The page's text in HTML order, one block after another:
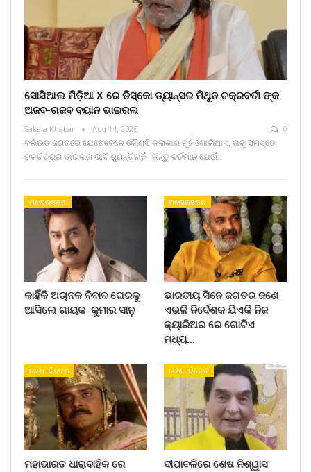
ସୋସିଆଲ ମିଡ଼ିଆ X ରେ ଡିସ୍କୋ ଡ୍ୟାନ୍ସର ମିଥୁନ ଚକ୍ରବର୍ତୀ ଙ୍କ
ଅଜବ-ଗଜବ ବୟାନ ଭାଇରଲ
Sakala Khabar Aug 14, 2025 0
ବଲିଉଡ ଜଗତରେ ଯେତେବେଳେ କୌଣସି କଳାକାର ମୁହଁ ଖୋଲିଥାଏ, ତାକୁ ସମସ୍ତେ
ଚଳଚିତ୍ରର ଡାଇଲଗ ଭାବି ଶୁଣନ୍ତିନାହିଁ , କିନ୍ତୁ ବର୍ତମାନ ଯେଉଁ…
ମନୋରଞ୍ଜନ
କାହିଁକି ଅଚାନକ ବିବାଦ ଘେରକୁ
ଆସିଲେ ଗାୟକ କୁମାର ସାନୁ
ମନୋରଞ୍ଜନ
ଭାରତୀୟ ସିନେ ଜଗତର ଜଣେ
ଏଭଳି ନିର୍ଦେଶକ ଯିଏକି ନିଜ
କ୍ୟାରିଅର ରେ ଗୋଟିଏ
ମଧ୍ୟ…
ଦେଶ- ବିଦେଶ
ମହାଭାରତ ଧାରାବାହିକ ରେ
ଦେଶ- ବିଦେଶ
ଦୀପାବଳିରେ ଶେଷ ନିଶ୍ୱାସ